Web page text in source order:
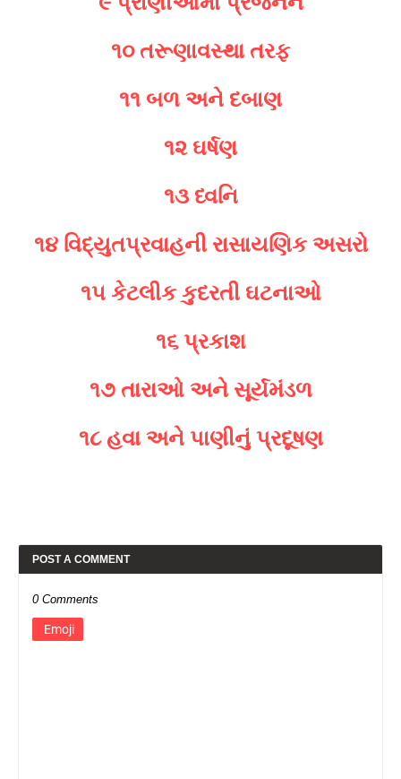
૧૦ તરૂણાવસ્થા તરફ
૧૧ બળ અને દબાણ
૧૨ ઘર્ષણ
૧૩ ધ્વનિ
૧૪ વિદ્યુતપ્રવાહની રાસાયણિક અસરો
૧૫ કેટલીક કુદરતી ઘટનાઓ
૧૬ પ્રકાશ
૧૭ તારાઓ અને સૂર્યમંડળ
૧૮ હવા અને પાણીનું પ્રદૂષણ
POST A COMMENT
0 Comments
Emoji